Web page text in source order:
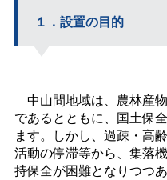
１．設置の目的
中山間地域は、農林産
であるとともに、国土保
ます。しかし、過疎・高
活動の停滞等から、集落
持保全が困難となりつつあ